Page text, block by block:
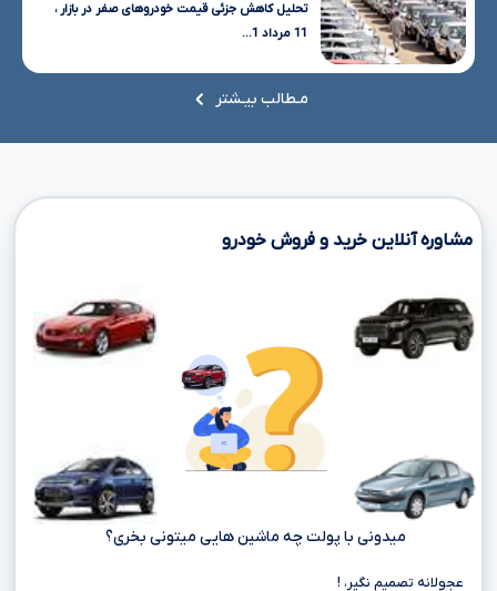
تحلیل کاهش جزئی قیمت خودروهای صفر در بازار ،
11 مرداد 1...
مـطالب بیـشتر
مشاوره آنلاین خرید و فروش خودرو
میدونی با پولت چه ماشین هایی میتونی بخری؟
عجولانه تصمیم نگیر، !